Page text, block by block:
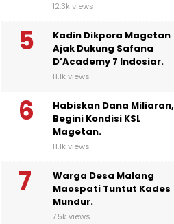
12.3k views
Kadin Dikpora Magetan
Ajak Dukung Safana
D’Academy 7 Indosiar.
11.1k views
Habiskan Dana Miliaran,
Begini Kondisi KSL
Magetan.
11.1k views
Warga Desa Malang
Maospati Tuntut Kades
Mundur.
7.5k views